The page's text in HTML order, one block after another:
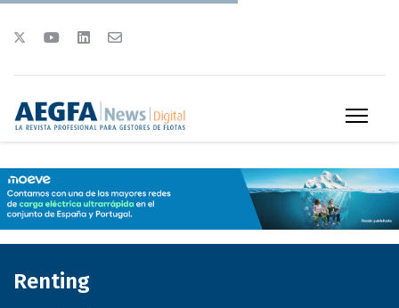
Renting